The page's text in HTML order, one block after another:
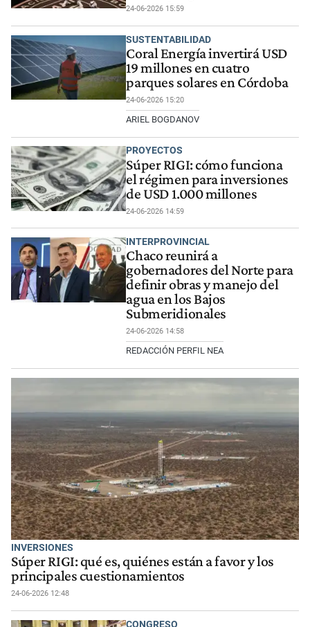
24-06-2026 15:59
SUSTENTABILIDAD
Coral Energía invertirá USD
19 millones en cuatro
parques solares en Córdoba
24-06-2026 15:20
ARIEL BOGDANOV
PROYECTOS
Súper RIGI: cómo funciona
el régimen para inversiones
de USD 1.000 millones
24-06-2026 14:59
INTERPROVINCIAL
Chaco reunirá a
gobernadores del Norte para
definir obras y manejo del
agua en los Bajos
Submeridionales
24-06-2026 14:58
REDACCIÓN PERFIL NEA
INVERSIONES
Súper RIGI: qué es, quiénes están a favor y los
principales cuestionamientos
24-06-2026 12:48
CONGRESO